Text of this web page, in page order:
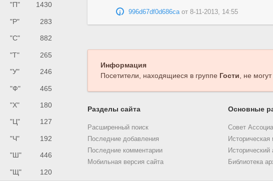
"П" 1430
"Р" 283
"С" 882
"Т" 265
"У" 246
"Ф" 465
"Х" 180
"Ц" 127
"Ч" 192
"Ш" 446
"Щ" 120
996d67df0d686caот8-11-2013, 14:55
Информация
Посетители, находящиеся в группе Гости, не
Разделы сайта
Расширенный поиск
Последние добавления
Последние комментарии
Мобильная версия сайта
Основные
Совет
Историческая
Исторический
Библиотека